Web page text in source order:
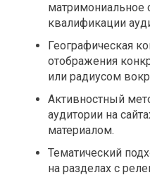
матримониальное
квалификации
Географическая
отображения
или радиусом
Активностный
аудитории на
материалом.
Тематический
на разделах с